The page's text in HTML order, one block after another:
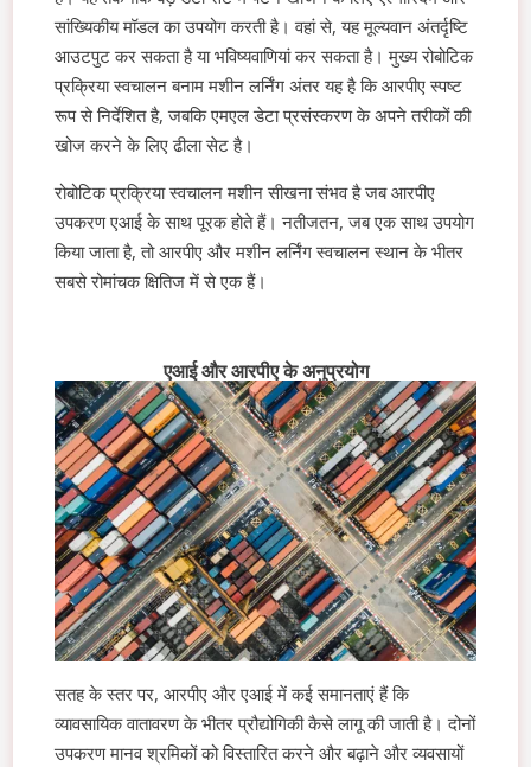
सांख्यिकीय मॉडल का उपयोग करती है। वहां से, यह मूल्यवान अंतर्दृष्टि
आउटपुट कर सकता है या भविष्यवाणियां कर सकता है। मुख्य रोबोटिक
प्रक्रिया स्वचालन बनाम मशीन लर्निंग अंतर यह है कि आरपीए स्पष्ट
रूप से निर्देशित है, जबकि एमएल डेटा प्रसंस्करण के अपने तरीकों की
खोज करने के लिए ढीला सेट है।
रोबोटिक प्रक्रिया स्वचालन मशीन सीखना संभव है जब आरपीए
उपकरण एआई के साथ पूरक होते हैं। नतीजतन, जब एक साथ उपयोग
किया जाता है, तो आरपीए और मशीन लर्निंग स्वचालन स्थान के भीतर
सबसे रोमांचक क्षितिज में से एक हैं।
एआई और आरपीए के अनुप्रयोग
सतह के स्तर पर, आरपीए और एआई में कई समानताएं हैं कि
व्यावसायिक वातावरण के भीतर प्रौद्योगिकी कैसे लागू की जाती है। दोनों
उपकरण मानव श्रमिकों को विस्तारित करने और बढ़ाने और व्यवसायों